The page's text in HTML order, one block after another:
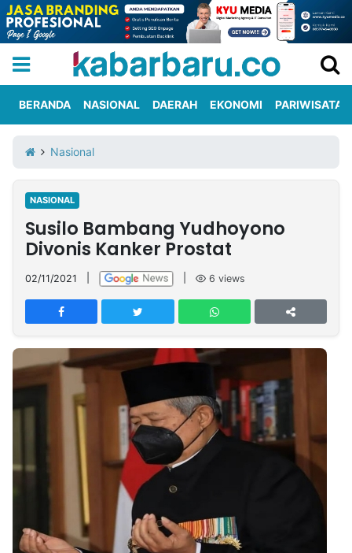
Iklan
Berita
Kami
Nasional
International
Olahraga
Entertainment
Daerah
Pariwisata
Kuliner
Kolom
Network
PT
TREETAN
MULTIMEDIA
INDONESIA
Insight
Suara
Lens
Daily
Jalan
Idealita
Kita
Dinamikapost.com
Radar
Seedbacklink
Kabarbaru
BERANDA NASIONAL DAERAH EKONOMI PARIWISATA
Nasional
NASIONAL
Susilo Bambang Yudhoyono
Divonis Kanker Prostat
02/11/2021 6 views